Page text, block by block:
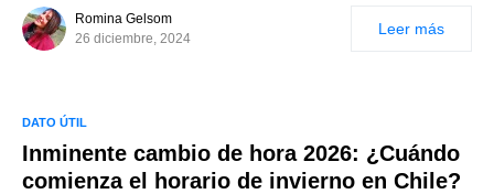
Romina Gelsom
26 diciembre, 2024
Leer más
DATO ÚTIL
Inminente cambio de hora 2026: ¿Cuándo
comienza el horario de invierno en Chile?